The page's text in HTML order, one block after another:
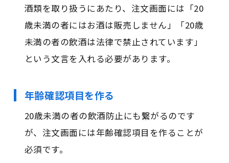
酒類を取り扱うにあたり、注文画面には「20
歳未満の者にはお酒は販売しません」「20歳
未満の者の飲酒は法律で禁止されています」
という文言を入れる必要があります。
年齢確認項目を作る
20歳未満の者の飲酒防止にも繋がるのです
が、注文画面には年齢確認項目を作ることが
必須です。